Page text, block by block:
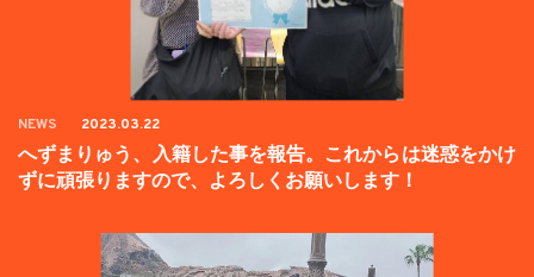
NEWS 2023.03.22
へずまりゅう、入籍した事を報告。これからは迷惑をかけ
ずに頑張りますので、よろしくお願いします！